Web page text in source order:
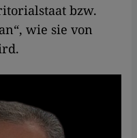
bzw.
wie sie von